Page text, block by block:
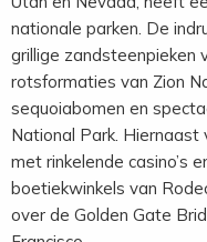
nationale parken. De
grillige zandsteenpieken
rotsformaties van Zion
sequoiabomen en
National Park. Hiernaast
met rinkelende casino’s
boetiekwinkels van
over de Golden Gate